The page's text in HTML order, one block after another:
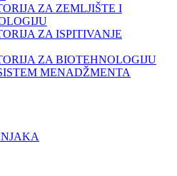
ZA ZEMLJIŠTE I
ZA ISPITIVANJE
ZA BIOTEHNOLOGIJU
MENADŽMENTA